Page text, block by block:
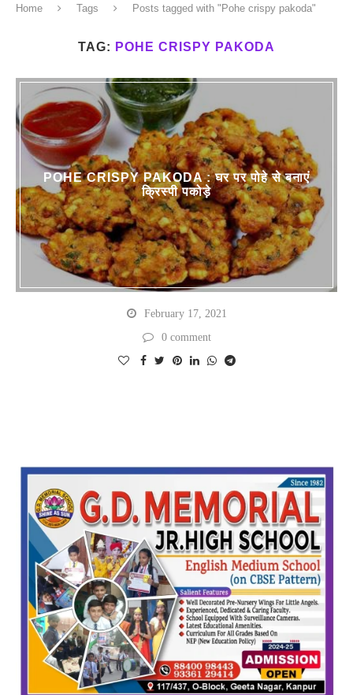
Home Tags Posts tagged with "Pohe crispy pakoda"
TAG: POHE CRISPY PAKODA
POHE CRISPY PAKODA : घर पर पोहे से बनाएं
क्रिस्पी पकोड़े
February 17, 2021
0 comment